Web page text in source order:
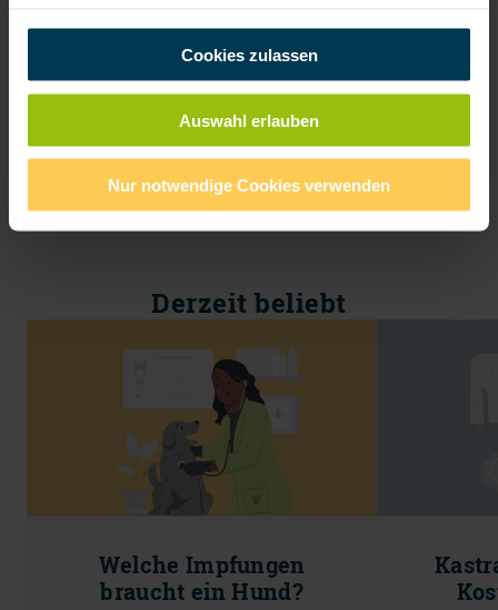
Cookies zulassen
Auswahl erlauben
Nur notwendige Cookies verwenden
Derzeit beliebt
Welche Impfungen
braucht ein Hund?